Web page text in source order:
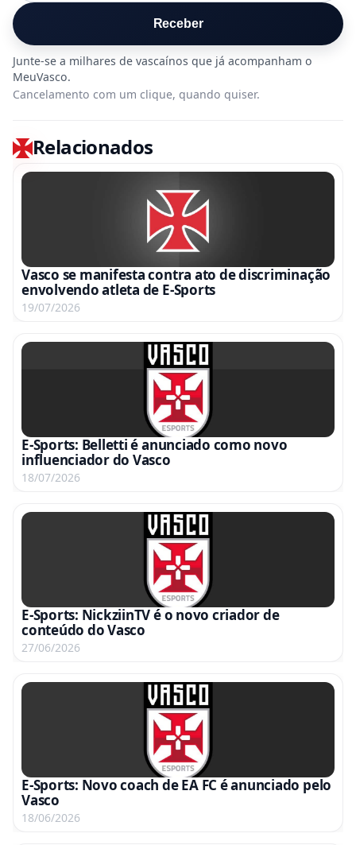
Receber
Cancelamento com um clique, quando quiser.
Relacionados
Vasco se manifesta contra ato de discriminação
envolvendo atleta de E-Sports
19/07/2026
E-Sports: Belletti é anunciado como novo
influenciador do Vasco
18/07/2026
E-Sports: NickziinTV é o novo criador de
conteúdo do Vasco
27/06/2026
E-Sports: Novo coach de EA FC é anunciado pelo
Vasco
18/06/2026